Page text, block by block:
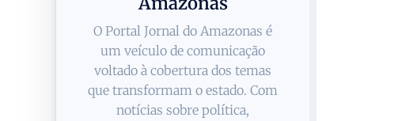
O Portal Jornal do Amazonas é
um veículo de comunicação
voltado à cobertura dos temas
que transformam o estado. Com
notícias sobre política,